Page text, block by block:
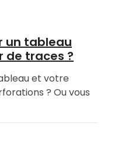
un tableau
de traces ?
et votre
? Ou vous